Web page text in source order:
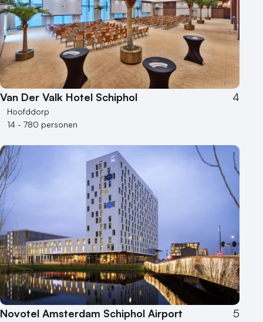
Locaties aan zee
Museum
Theater
Varende locatie
Van Der Valk Hotel Schiphol 4
Hoofddorp
14 - 780 personen
Novotel Amsterdam Schiphol Airport 5